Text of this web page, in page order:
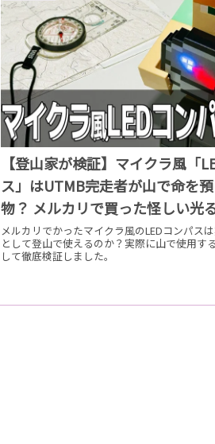
【登山家が検証】マイクラ風「
ス」はUTMB完走者が山で命を
物？ メルカリで買った怪しい光
をガチ検証！
メルカリでかったマイクラ風のLEDコンパス
として登山で使えるのか？実際に山で使用す
して徹底検証しました。